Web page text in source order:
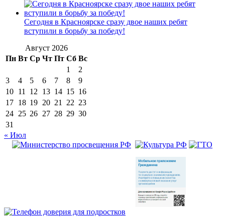
Сегодня в Красноярске сразу двое наших ребят
вступили в борьбу за победу!
Август 2026
Пн Вт Ср Чт Пт Сб Вс
1
2
3
4 5 6 7 8
9
10 11 12 13 14 15 16
17 18 19 20 21 22 23
24 25 26 27 28 29 30
31
« Июл